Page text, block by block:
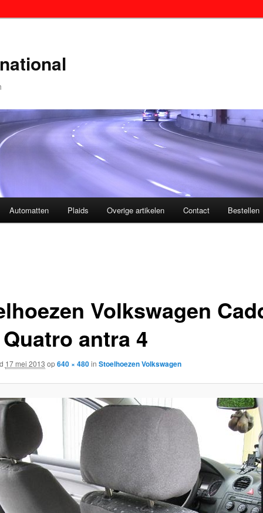
Automatten Plaids Overige artikelen Contact Bestellen
Volkswagen
antra 4
17 mei 2013 op640 × 480in Stoelhoezen Volkswagen